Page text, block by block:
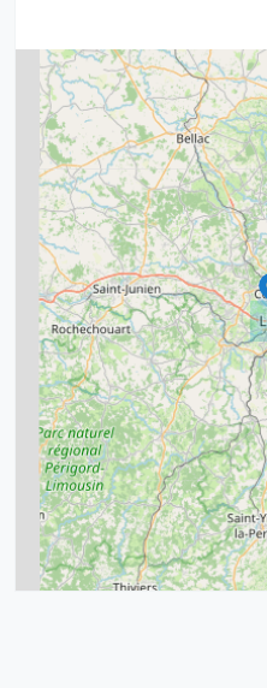
2
8
7
7
6
20
2
9
8
5